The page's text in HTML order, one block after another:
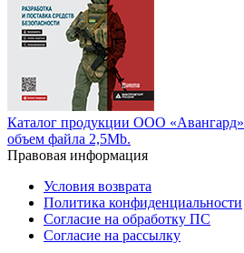
Каталог продукции ООО «Авангард»
объем файла 2,5Mb.
Правовая информация
Условия возврата
Политика конфиденциальности
Согласие на обработку ПС
Согласие на рассылку